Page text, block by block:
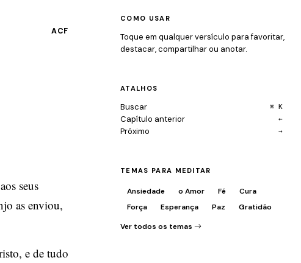
ACF
seus
as enviou,
e de tudo
COMO USAR
Toque em qualquer versículo para favoritar,
destacar, compartilhar ou anotar.
ATALHOS
Buscar ⌘ K
Capítulo anterior ←
Próximo →
TEMAS PARA MEDITAR
Ansiedade o Amor Fé
Cura
Força
Esperança Paz
Gratidão
Ver todos os temas